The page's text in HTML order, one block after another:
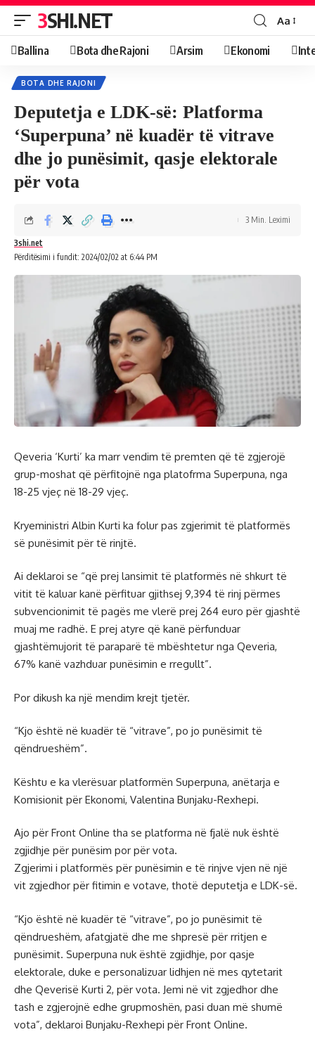
3SHI.NET Aa
Ballina Bota dhe Rajoni Arsim Ekonomi
BOTA DHE RAJONI
Deputetja e LDK-së: Platforma
‘Superpuna’ në kuadër të vitrave
dhe jo punësimit, qasje elektorale
për vota
Përditësimi i fundit: 2024/02/02 at 6:44 PM
3shi.net
3 Min. Leximi
Qeveria ‘Kurti’ ka marr vendim të premten që të zgjerojë
grup-moshat që përfitojnë nga platofrma Superpuna, nga
18-25 vjeç në 18-29 vjeç.
Kryeministri Albin Kurti ka folur pas zgjerimit të platformës
së punësimit për të rinjtë.
Ai deklaroi se “që prej lansimit të platformës në shkurt të
vitit të kaluar kanë përfituar gjithsej 9,394 të rinj përmes
subvencionimit të pagës me vlerë prej 264 euro për gjashtë
muaj me radhë. E prej atyre që kanë përfunduar
gjashtëmujorit të paraparë të mbështetur nga Qeveria,
67% kanë vazhduar punësimin e rregullt”.
Por dikush ka një mendim krejt tjetër.
“Kjo është në kuadër të “vitrave”, po jo punësimit të
qëndrueshëm”.
Kështu e ka vlerësuar platformën Superpuna, anëtarja e
Komisionit për Ekonomi, Valentina Bunjaku-Rexhepi.
Ajo për Front Online tha se platforma në fjalë nuk është
zgjidhje për punësim por për vota.
Zgjerimi i platformës për punësimin e të rinjve vjen në një
vit zgjedhor për fitimin e votave, thotë deputetja e LDK-së.
“Kjo është në kuadër të “vitrave”, po jo punësimit të
qëndrueshëm, afatgjatë dhe me shpresë për rritjen e
punësimit. Superpuna nuk është zgjidhje, por qasje
elektorale, duke e personalizuar lidhjen në mes qytetarit
dhe Qeverisë Kurti 2, për vota. Jemi në vit zgjedhor dhe
tash e zgjerojnë edhe grupmoshën, pasi duan më shumë
vota”, deklaroi Bunjaku-Rexhepi për Front Online.